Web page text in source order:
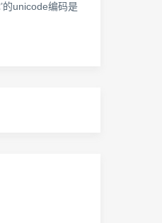
的unicode编码是